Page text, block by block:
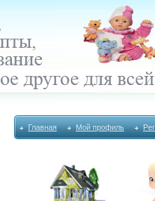
Главная Мой профиль